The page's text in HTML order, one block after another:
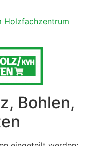
Holzfachzentrum
Bohlen,